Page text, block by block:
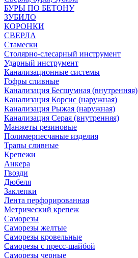
БУРЫ ПО БЕТОНУ
ЗУБИЛО
КОРОНКИ
СВЕРЛА
Стамески
Столярно-слесарный инструмент
Ударный инструмент
Канализационные системы
Гофры сливные
Канализация Бесшумная (внутренняя)
Канализация Корсис (наружная)
Канализация Рыжая (наружная)
Канализация Серая (внутренняя)
Манжеты резиновые
Полимерпесчаные изделия
Трапы сливные
Крепежи
Анкера
Гвозди
Дюбеля
Заклепки
Лента перфорированная
Метрический крепеж
Саморезы
Саморезы желтые
Саморезы кровельные
Саморезы с пресс-шайбой
Саморезы черные